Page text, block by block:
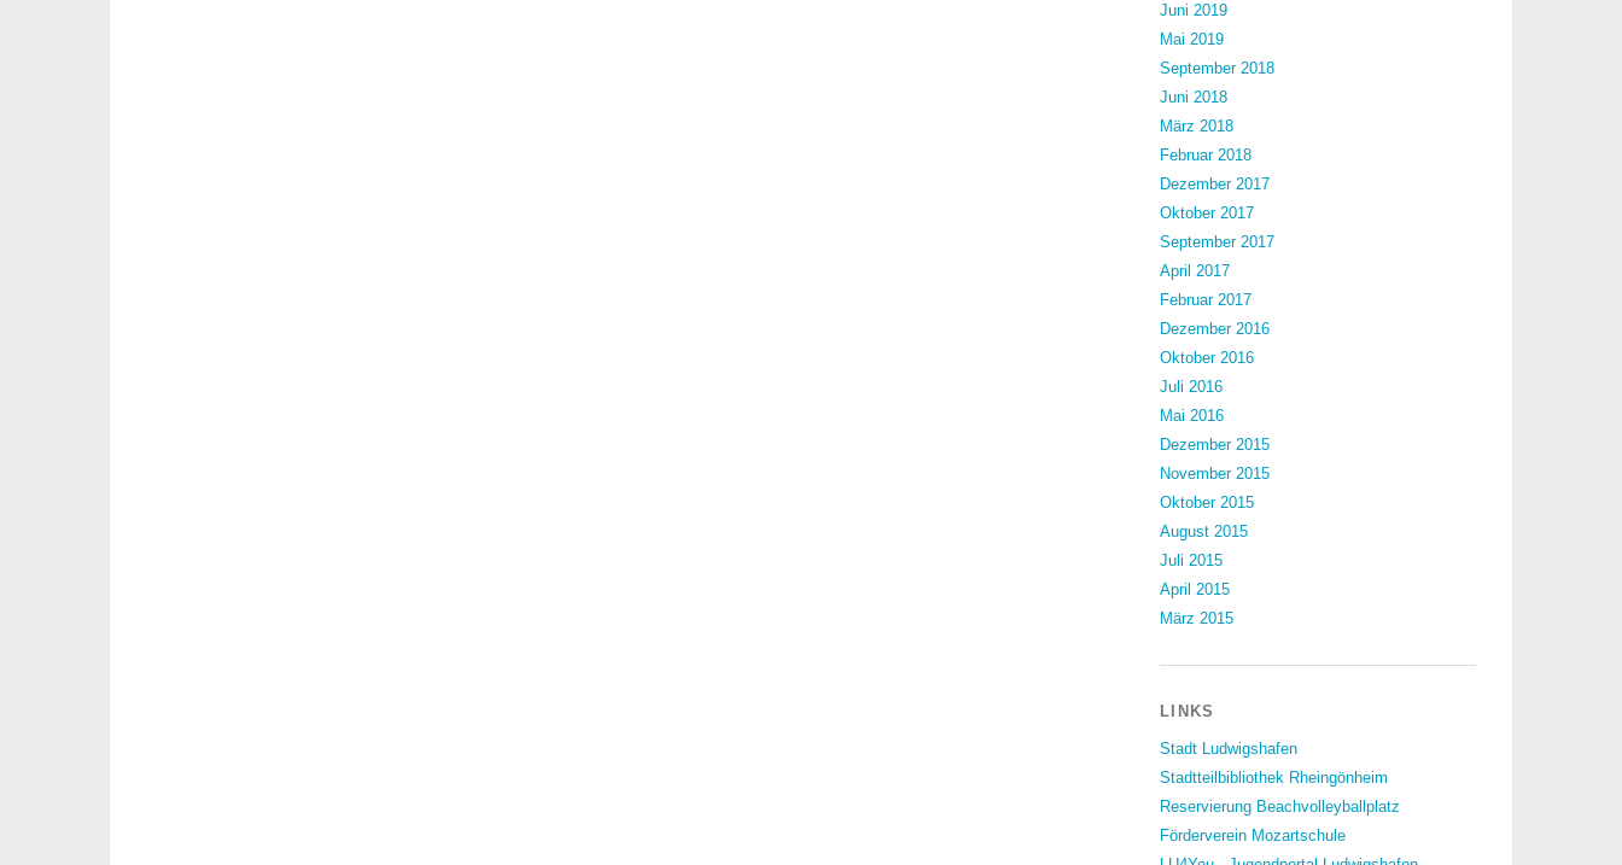
Juni 2019
Mai 2019
September 2018
Juni 2018
März 2018
Februar 2018
Dezember 2017
Oktober 2017
September 2017
April 2017
Februar 2017
Dezember 2016
Oktober 2016
Juli 2016
Mai 2016
Dezember 2015
November 2015
Oktober 2015
August 2015
Juli 2015
April 2015
März 2015
LINKS
Stadt Ludwigshafen
Stadtteilbibliothek Rheingönheim
Reservierung Beachvolleyballplatz
Förderverein Mozartschule